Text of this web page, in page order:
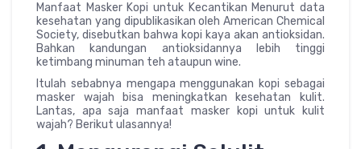
Manfaat Masker Kopi untuk Kecantikan Menurut data
kesehatan yang dipublikasikan oleh American Chemical
Society, disebutkan bahwa kopi kaya akan antioksidan.
Bahkan kandungan antioksidannya lebih tinggi
ketimbang minuman teh ataupun wine.
Itulah sebabnya mengapa menggunakan kopi sebagai
masker wajah bisa meningkatkan kesehatan kulit.
Lantas, apa saja manfaat masker kopi untuk kulit
wajah? Berikut ulasannya!